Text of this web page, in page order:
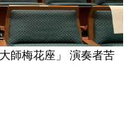
師梅花座」 演奏者苦